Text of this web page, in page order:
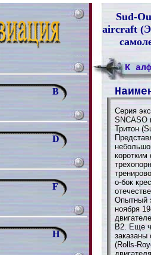
Sud-
aircraft
B
D
F
H
К
Серия
SNCASO
Тритон
о-бок
Опытный
ноября
B2. Еще
заказаны
(Rolls-